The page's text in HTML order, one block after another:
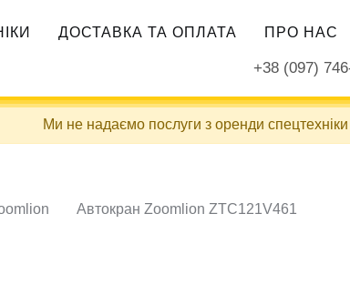
ДОСТАВКА ТА ОПЛАТА ПРО НАС
+38 (097)
Ми не надаємо послуги з оренди спецтехніки
Автокран Zoomlion ZTC121V461